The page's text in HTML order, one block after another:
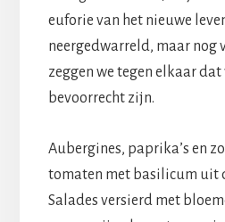
euforie van het nieuwe
neergedwarreld, maar nog
zeggen we tegen elkaar dat
bevoorrecht zijn.
Aubergines, paprika’s en
tomaten met basilicum uit
Salades versierd met